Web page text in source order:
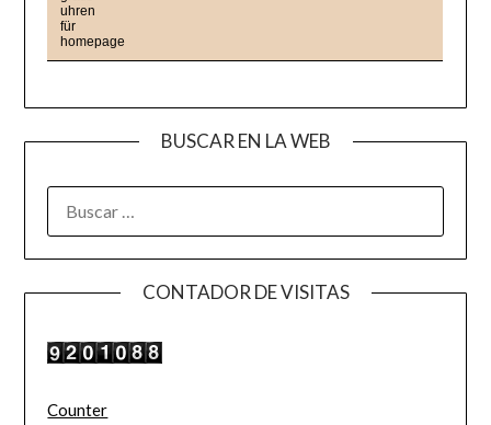
BUSCAR EN LA WEB
CONTADOR DE VISITAS
Counter